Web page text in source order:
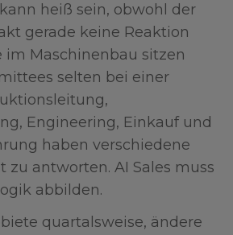
heiß sein, obwohl der
gerade keine Reaktion
im Maschinenbau sitzen
selten bei einer
Engineering, Einkauf und
haben verschiedene
zu antworten. AI Sales muss
abbilden.
quartalsweise, ändere